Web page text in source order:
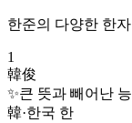
한준의 다양한 한
1
韓俊
✨큰 뜻과 빼어난
韓·한국 한